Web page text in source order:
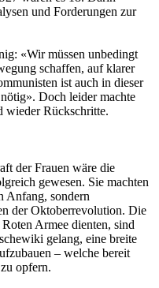
und Forderungen zur
«Wir müssen unbedingt
schaffen, auf klarer
ist auch in dieser
Doch leider machte
wieder Rückschritte.
der Frauen wäre die
gewesen. Sie machten
Anfang, sondern
der Oktoberrevolution. Die
Armee dienten, sind
gelang, eine breite
– welche bereit
opfern.